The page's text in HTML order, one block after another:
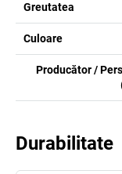
Greutatea
Culoare
Producător /
Durabilitate